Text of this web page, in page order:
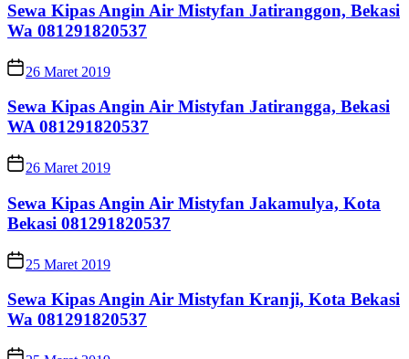
Sewa Kipas Angin Air Mistyfan Jatiranggon, Bekasi
Wa 081291820537
26 Maret 2019
Sewa Kipas Angin Air Mistyfan Jatirangga, Bekasi
WA 081291820537
26 Maret 2019
Sewa Kipas Angin Air Mistyfan Jakamulya, Kota
Bekasi 081291820537
25 Maret 2019
Sewa Kipas Angin Air Mistyfan Kranji, Kota Bekasi
Wa 081291820537